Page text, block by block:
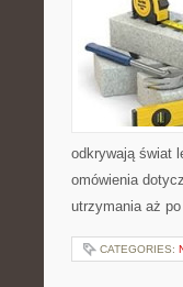
odkrywają świat
omówienia
utrzymania aż
CATEGORIES: